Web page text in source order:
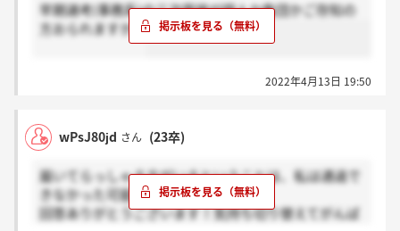
早期選考(事務系)の三次面接が個人か集団かご存知の
方おられますか？
2022年4月13日 19:50
wPsJ80jd さん (23卒)
届いてらっしゃる方がいるということは、私は通過で
きなかった可能性が高いですね…
回答ありがとうございます！気持ち切り替えてがんば